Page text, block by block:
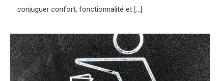
conjuguer confort, fonctionnalité et […]